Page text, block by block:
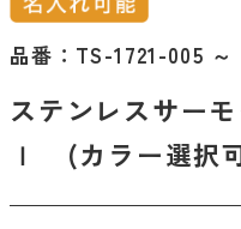
筆記用具
文具・ステーショナリー
時計・カレンダー
あったかグッズ
涼感グッズ・うちわ
品番： TS-1721-005
ステンレスサー
ｌ (カラー選択